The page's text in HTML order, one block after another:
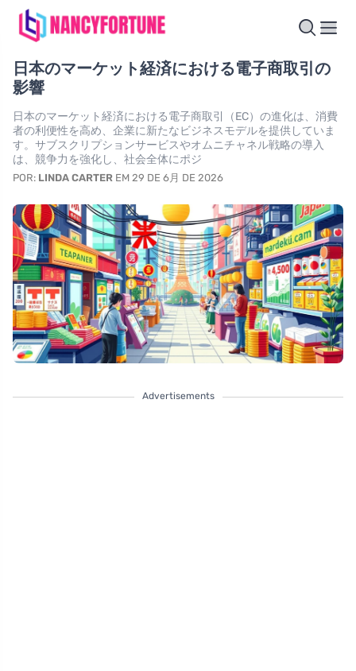
日本のマーケット経済における電子商取引の
影響
日本のマーケット経済における電子商取引（EC）の進化は、消費
者の利便性を高め、企業に新たなビジネスモデルを提供していま
す。サブスクリプションサービスやオムニチャネル戦略の導入
は、競争力を強化し、社会全体にポジ
POR: LINDA CARTER EM 29 DE 6月 DE 2026
Advertisements